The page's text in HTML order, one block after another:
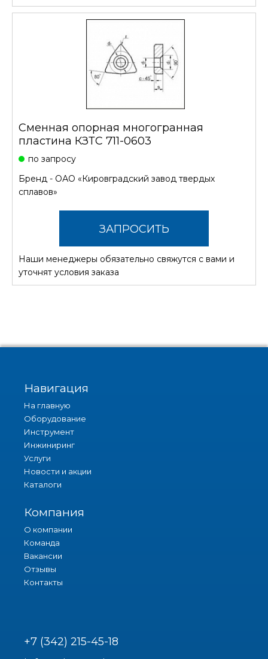
Сменная опорная многогранная
пластина КЗТС 711-0603
по запросу
Бренд - ОАО «Кировградский завод твердых
сплавов»
ЗАПРОСИТЬ
СТОИМОСТЬ
Наши менеджеры обязательно свяжутся с вами и
уточнят условия заказа
Навигация
На главную
Оборудование
Инструмент
Инжиниринг
Услуги
Новости и акции
Каталоги
Компания
О компании
Команда
Вакансии
Отзывы
Контакты
+7 (342) 215-45-18